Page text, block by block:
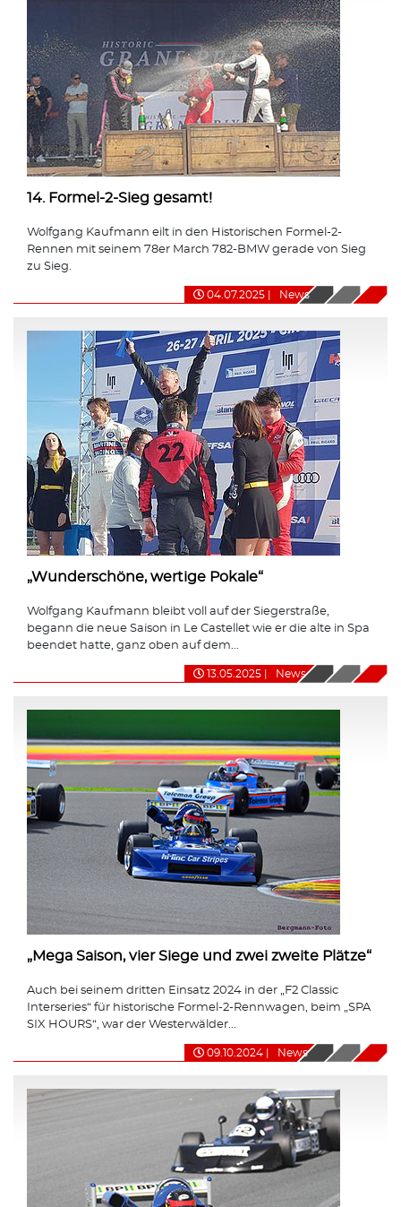
14. Formel-2-Sieg gesamt!
Wolfgang Kaufmann eilt in den Historischen Formel-2-
Rennen mit seinem 78er March 782-BMW gerade von Sieg
zu Sieg.
04.07.2025 News
„Wunderschöne, wertige Pokale“
Wolfgang Kaufmann bleibt voll auf der Siegerstraße,
begann die neue Saison in Le Castellet wie er die alte in Spa
beendet hatte, ganz oben auf dem...
13.05.2025 News
„Mega Saison, vier Siege und zwei zweite Plätze“
Auch bei seinem dritten Einsatz 2024 in der „F2 Classic
Interseries“ für historische Formel-2-Rennwagen, beim „SPA
SIX HOURS“, war der Westerwälder...
09.10.2024 News